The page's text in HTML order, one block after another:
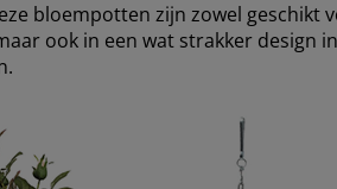
bloempotten zijn zowel geschikt
ook in een wat strakker design